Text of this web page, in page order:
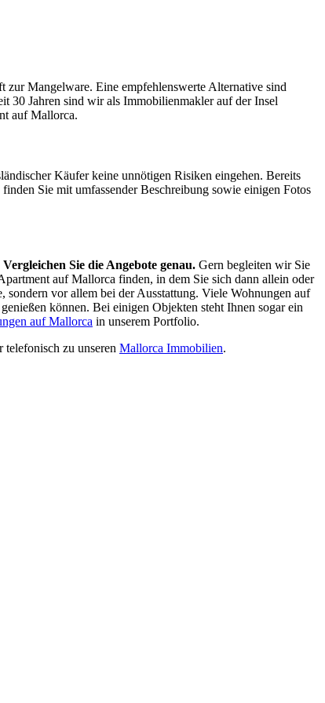
zur Mangelware. Eine empfehlenswerte Alternative sind
30 Jahren sind wir als Immobilienmakler auf der Insel
auf Mallorca.
Käufer keine unnötigen Risiken eingehen. Bereits
Sie mit umfassender Beschreibung sowie einigen Fotos
Vergleichen Sie die Angebote genau. Gern begleiten wir Sie
auf Mallorca finden, in dem Sie sich dann allein oder
vor allem bei der Ausstattung. Viele Wohnungen auf
können. Bei einigen Objekten steht Ihnen sogar ein
auf Mallorca in unserem Portfolio.
telefonisch zu unseren Mallorca Immobilien.